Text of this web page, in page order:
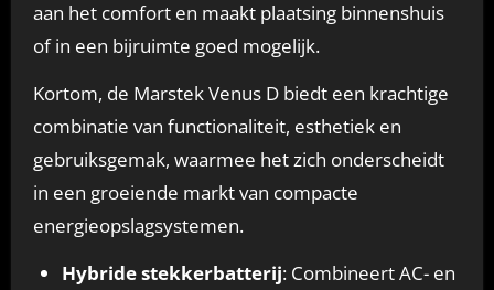
aan het comfort en maakt plaatsing binnenshuis
of in een bijruimte goed mogelijk.
Kortom, de Marstek Venus D biedt een krachtige
combinatie van functionaliteit, esthetiek en
gebruiksgemak, waarmee het zich onderscheidt
in een groeiende markt van compacte
energieopslagsystemen.
Hybride stekkerbatterij: Combineert AC- en